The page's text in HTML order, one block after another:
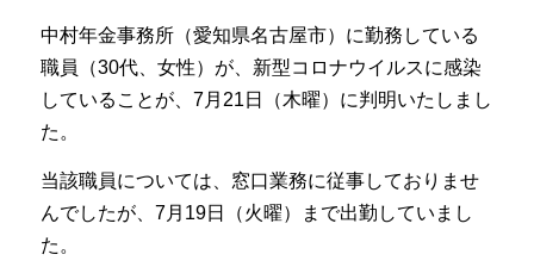
中村年金事務所（愛知県名古屋市）に勤務している
職員（30代、女性）が、新型コロナウイルスに感染
していることが、7月21日（木曜）に判明いたしまし
た。
当該職員については、窓口業務に従事しておりませ
んでしたが、7月19日（火曜）まで出勤していまし
た。